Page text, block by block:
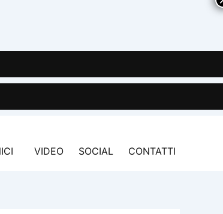
VIDEO SOCIAL CONTATTI